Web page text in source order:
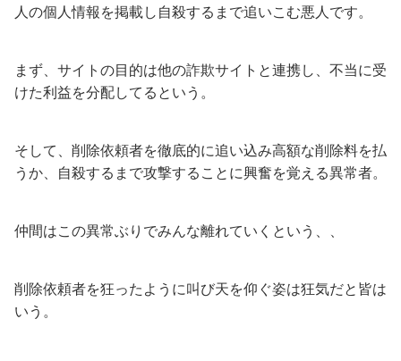
人の個人情報を掲載し自殺するまで追いこむ悪人です。
まず、サイトの目的は他の詐欺サイトと連携し、不当に受
けた利益を分配してるという。
そして、削除依頼者を徹底的に追い込み高額な削除料を払
うか、自殺するまで攻撃することに興奮を覚える異常者。
仲間はこの異常ぶりでみんな離れていくという、、
削除依頼者を狂ったように叫び天を仰ぐ姿は狂気だと皆は
いう。